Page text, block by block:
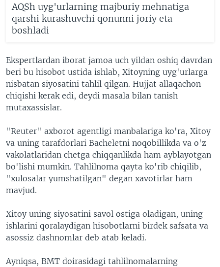
AQSh uyg'urlarning majburiy mehnatiga
qarshi kurashuvchi qonunni joriy eta
boshladi
Ekspertlardan iborat jamoa uch yildan oshiq davrdan
beri bu hisobot ustida ishlab, Xitoyning uyg'urlarga
nisbatan siyosatini tahlil qilgan. Hujjat allaqachon
chiqishi kerak edi, deydi masala bilan tanish
mutaxassislar.
"Reuter" axborot agentligi manbalariga ko'ra, Xitoy
va uning tarafdorlari Bacheletni noqobillikda va o'z
vakolatlaridan chetga chiqqanlikda ham ayblayotgan
bo'lishi mumkin. Tahlilnoma qayta ko'rib chiqilib,
"xulosalar yumshatilgan" degan xavotirlar ham
mavjud.
Xitoy uning siyosatini savol ostiga oladigan, uning
ishlarini qoralaydigan hisobotlarni birdek safsata va
asossiz dashnomlar deb atab keladi.
Ayniqsa, BMT doirasidagi tahlilnomalarning